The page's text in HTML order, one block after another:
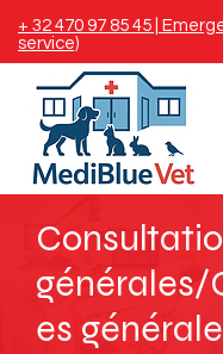
+ 32 470 97 85 45 |
service)
générales/
es